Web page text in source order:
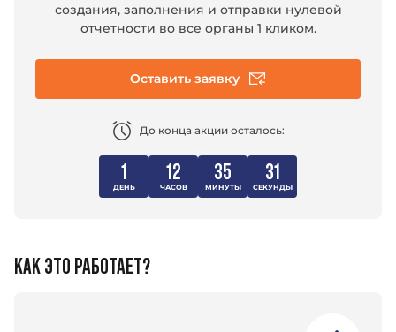
создания, заполнения и отправки нулевой
отчетности во все органы 1 кликом.
Оставить заявку
До конца акции осталось:
1
ДЕНЬ
12
ЧАСОВ
35
МИНУТЫ
30
СЕКУНДЫ
КАК ЭТО РАБОТАЕТ?